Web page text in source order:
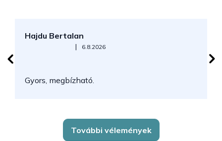
Hajdu Bertalan
Az áruház értékelése 5-ből 5 csillag.
| 6.8.2026
Gyors, megbízható.
További vélemények